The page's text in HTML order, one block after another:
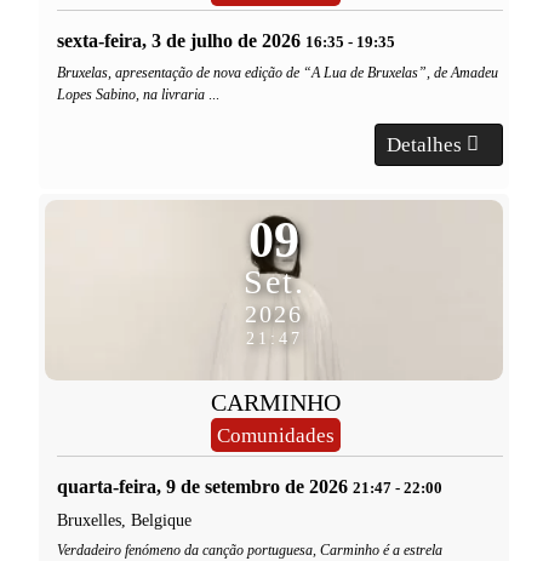
sexta-feira, 3 de julho de 2026 16:35 - 19:35
Bruxelas, apresentação de nova edição de “A Lua de Bruxelas”, de Amadeu
Lopes Sabino, na livraria ...
Detalhes
09
Set.
2026
21:47
CARMINHO
Comunidades
quarta-feira, 9 de setembro de 2026 21:47 - 22:00
Bruxelles, Belgique
Verdadeiro fenómeno da canção portuguesa, Carminho é a estrela